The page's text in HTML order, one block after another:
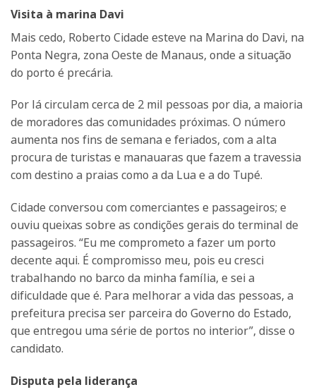
Visita à marina Davi
Mais cedo, Roberto Cidade esteve na Marina do Davi, na
Ponta Negra, zona Oeste de Manaus, onde a situação
do porto é precária.
Por lá circulam cerca de 2 mil pessoas por dia, a maioria
de moradores das comunidades próximas. O número
aumenta nos fins de semana e feriados, com a alta
procura de turistas e manauaras que fazem a travessia
com destino a praias como a da Lua e a do Tupé.
Cidade conversou com comerciantes e passageiros; e
ouviu queixas sobre as condições gerais do terminal de
passageiros. “Eu me comprometo a fazer um porto
decente aqui. É compromisso meu, pois eu cresci
trabalhando no barco da minha família, e sei a
dificuldade que é. Para melhorar a vida das pessoas, a
prefeitura precisa ser parceira do Governo do Estado,
que entregou uma série de portos no interior”, disse o
candidato.
Disputa pela liderança